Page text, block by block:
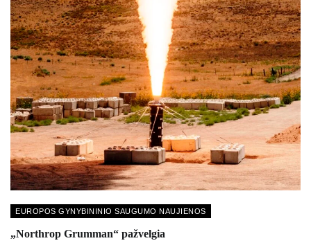
EUROPOS GYNYBININIO SAUGUMO NAUJIENOS
„Northrop Grumman“ pažvelgia